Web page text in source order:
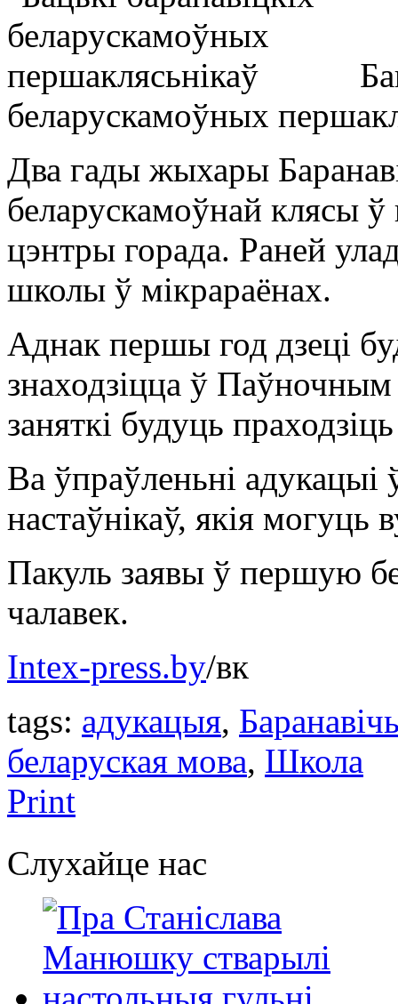
беларускамоўных
Два гады жыхары
беларускамоўнай клясы ў
цэнтры горада. Раней
школы ў мікрараёнах.
Аднак першы год дзеці
знаходзіцца ў
заняткі будуць
Ва ўпраўленьні адукацыі
настаўнікаў, якія могуць
Пакуль заявы ў першую
чалавек.
Intex-press.by/вк
tags: адукацыя,
беларуская мова, Школа
Print
Слухайце нас